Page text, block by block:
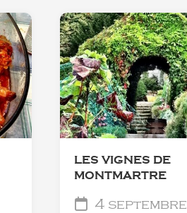
LES VIGNES DE
MONTMARTRE
4 septembre